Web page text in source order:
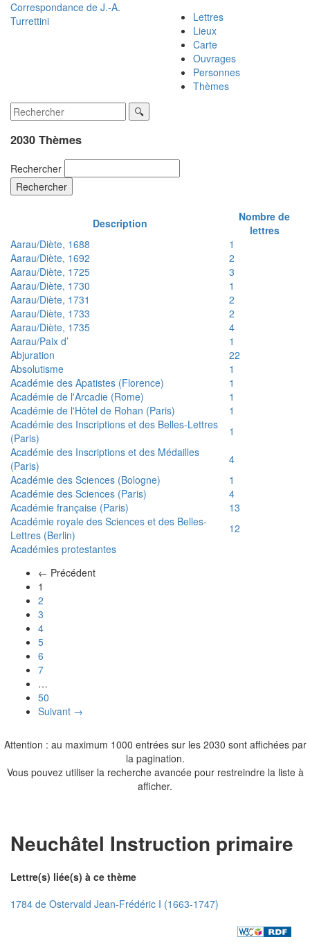
Correspondance de J.-A.
Turrettini
Lettres
Lieux
Carte
Ouvrages
Personnes
Thèmes
2030 Thèmes
Rechercher
Rechercher
Description
Nombre de
lettres
Aarau/Diète, 1688
1
Aarau/Diète, 1692
2
Aarau/Diète, 1725
3
Aarau/Diète, 1730
1
Aarau/Diète, 1731
2
Aarau/Diète, 1733
2
Aarau/Diète, 1735
4
Aarau/Paix d’
1
Abjuration
22
Absolutisme
1
Académie des Apatistes (Florence)
1
Académie de l'Arcadie (Rome)
1
Académie de l'Hôtel de Rohan (Paris)
1
Académie des Inscriptions et des Belles-Lettres
(Paris)
1
Académie des Inscriptions et des Médailles
(Paris)
4
Académie des Sciences (Bologne)
1
Académie des Sciences (Paris)
4
Académie française (Paris)
13
Académie royale des Sciences et des Belles-
Lettres (Berlin)
12
Académies protestantes
← Précédent
1
2
3
4
5
6
7
…
50
Suivant →
Attention : au maximum 1000 entrées sur les 2030 sont affichées par
la pagination.
Vous pouvez utiliser la recherche avancée pour restreindre la liste à
afficher.
Neuchâtel Instruction primaire
Lettre(s) liée(s) à ce thème
1784 de Ostervald Jean-Frédéric I (1663-1747)